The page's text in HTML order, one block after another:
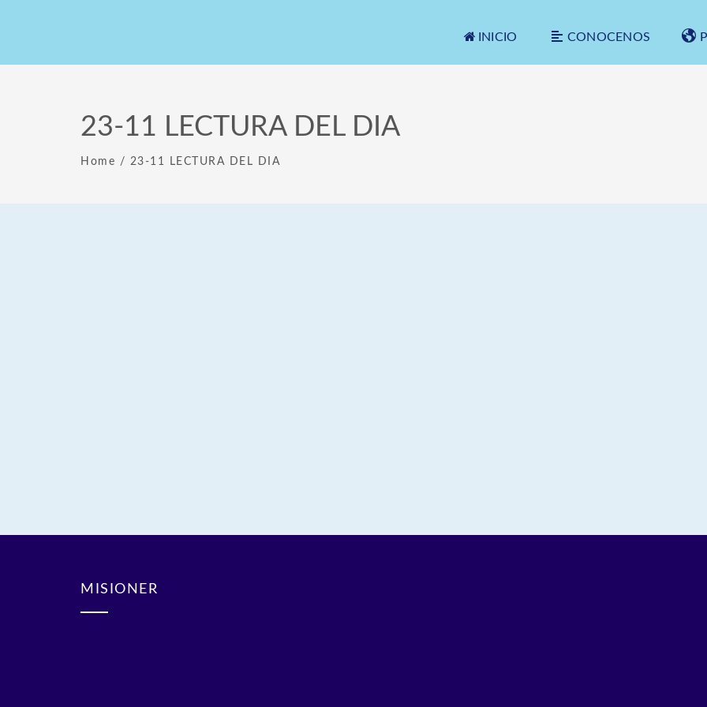
INICIO CONOCENOS
23-11 LECTURA DEL DIA
Home / 23-11 LECTURA DEL DIA
MISIONER